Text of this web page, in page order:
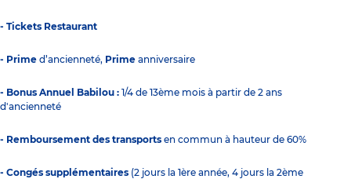
- Tickets Restaurant
- Prime d’ancienneté, Prime anniversaire
- Bonus Annuel Babilou : 1/4 de 13ème mois à partir de 2 ans
d'ancienneté
- Remboursement des transports en commun à hauteur de 60%
- Congés supplémentaires (2 jours la 1ère année, 4 jours la 2ème